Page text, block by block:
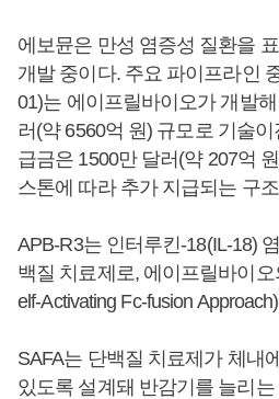
에보뮨은 만성 염증성 질환을
개발 중이다. 주요 파이프라인
01)는 에이프릴바이오가 개발
러(약 6560억 원) 규모로 기술
급금은 1500만 달러(약 207억
스톤에 따라 추가 지급되는 구
APB-R3는 인터루킨-18(IL-18)
백질 치료제로, 에이프릴바이
elf-Activating Fc-fusion
SAFA는 단백질 치료제가 체내
있도록 설계돼 반감기를 늘리